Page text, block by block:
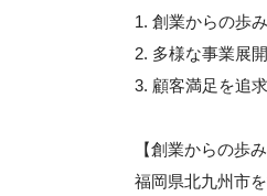
1. 創業からの歩
2. 多様な事業展
3. 顧客満足を追
【創業からの歩
福岡県北九州市